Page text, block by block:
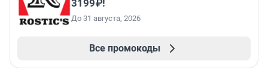
3199₽!
До 31 августа, 2026
Все промокоды